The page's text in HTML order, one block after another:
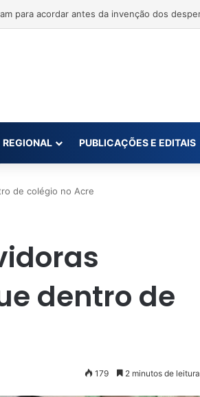
escola na Tailândia
REGIONAL PUBLICAÇÕES E EDITAIS
de colégio no Acre
dentro de
179 2 minutos de leitura